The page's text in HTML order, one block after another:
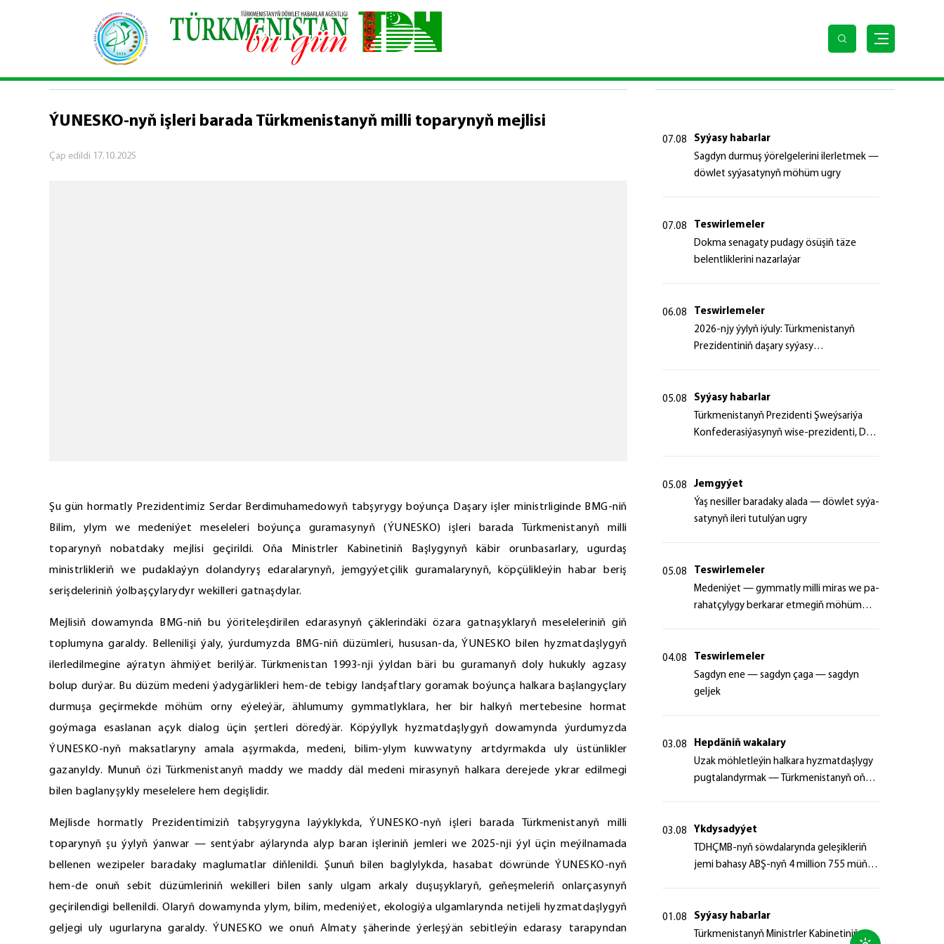
Baş sahypa \ Syýasy habarlar \ ÝUNESKO-nyň işleri barada Türkmenistanyň milli toparynyň mejlisi
SYÝASY HABARLAR
ÝUNESKO-nyň işleri barada Türkmenistanyň milli toparynyň mejlisi
Çap edildi 17.10.2025
Şu gün hormatly Prezidentimiz Serdar Berdimuhamedowyň tabşyrygy boýunça Daşary işler ministrliginde BMG-niň
Bilim, ylym we medeniýet meseleleri boýunça guramasynyň (ÝUNESKO) işleri barada Türkmenistanyň milli
toparynyň nobatdaky mejlisi geçirildi. Oňa Ministrler Kabinetiniň Başlygynyň käbir orunbasarlary, ugurdaş
ministrlikleriň we pudaklaýyn dolandyryş edaralarynyň, jemgyýetçilik guramalarynyň, köpçülikleýin habar beriş
serişdeleriniň ýolbaşçylarydyr wekilleri gatnaşdylar.
Mejlisiň dowamynda BMG-niň bu ýöriteleşdirilen edarasynyň çäklerindäki özara gatnaşyklaryň meseleleriniň giň
toplumyna garaldy. Bellenilişi ýaly, ýurdumyzda BMG-niň düzümleri, hususan-da, ÝUNESKO bilen hyzmatdaşlygyň
ilerledilmegine aýratyn ähmiýet berilýär. Türkmenistan 1993-nji ýyldan bäri bu guramanyň doly hukukly agzasy
bolup durýar. Bu düzüm medeni ýadygärlikleri hem-de tebigy landşaftlary goramak boýunça halkara başlangyçlary
durmuşa geçirmekde möhüm orny eýeleýär, ählumumy gymmatlyklara, her bir halkyň mertebesine hormat
goýmaga esaslanan açyk dialog üçin şertleri döredýär. Köpýyllyk hyzmatdaşlygyň dowamynda ýurdumyzda
ÝUNESKO-nyň maksatlaryny amala aşyrmakda, medeni, bilim-ylym kuwwatyny artdyrmakda uly üstünlikler
gazanyldy. Munuň özi Türkmenistanyň maddy we maddy däl medeni mirasynyň halkara derejede ykrar edilmegi
bilen baglanyşykly meselelere hem degişlidir.
Mejlisde hormatly Prezidentimiziň tabşyrygyna laýyklykda, ÝUNESKO-nyň işleri barada Türkmenistanyň milli
toparynyň şu ýylyň ýanwar — sentýabr aýlarynda alyp baran işleriniň jemleri we 2025-nji ýyl üçin meýilnamada
bellenen wezipeler baradaky maglumatlar diňlenildi. Şunuň bilen baglylykda, hasabat döwründe ÝUNESKO-nyň
hem-de onuň sebit düzümleriniň wekilleri bilen sanly ulgam arkaly duşuşyklaryň, geňeşmeleriň onlarçasynyň
geçirilendigi bellenildi. Olaryň dowamynda ylym, bilim, medeniýet, ekologiýa ulgamlarynda netijeli hyzmatdaşlygyň
geljegi uly ugurlaryna garaldy. ÝUNESKO we onuň Almaty şäherinde ýerleşýän sebitleýin edarasy tarapyndan
07.08
Syýasy habarlar
Sagdyn durmuş ýörelgelerini ilerletmek —
döwlet syýasatynyň möhüm ugry
07.08
Teswirlemeler
Dokma senagaty pudagy ösüşiň täze
belentliklerini nazarlaýar
06.08
Teswirlemeler
2026-njy ýylyň iýuly: Türkmenistanyň
Prezidentiniň daşary syýasy
05.08
Syýasy habarlar
Türk­me­nis­ta­nyň Prezidenti Şweý­sa­ri­ýa
Kon­fe­de­ra­si­ýa­sy­nyň wi­se-prezidenti, Da­
05.08
Jemgyýet
Ýaş ne­sil­ler ba­ra­da­ky ala­da — döw­let sy­ýa­
sa­ty­nyň ile­ri tu­tul­ýan ug­ry
05.08
Teswirlemeler
Me­de­ni­ýet — gym­mat­ly milli mi­ras we pa­
ra­hat­çy­ly­gy ber­ka­rar et­me­giň mö­hüm
04.08
Teswirlemeler
Sagdyn ene — sagdyn çaga — sagdyn
geljek
03.08
Hepdäniň wakalary
Uzak möhletleýin halkara hyzmatdaşlygy
pugtalandyrmak — Türkmenistanyň oňyn
03.08
Ykdysadyýet
TDHÇMB-nyň söwdalarynda geleşikleriň
jemi bahasy ABŞ-nyň 4 million 755 müň
01.08
Syýasy habarlar
Türkmenistanyň Ministrler Kabinetiniň